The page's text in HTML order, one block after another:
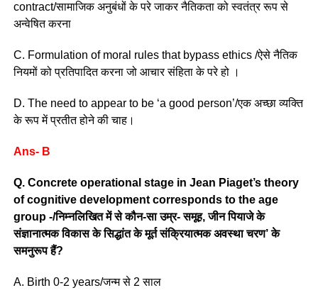
contract/सामाजिक अनुबंधों के परे जाकर नैतिकता को स्वतंत्र रूप से
अन्वेषित करना
C. Formulation of moral rules that bypass ethics /ऐसे नैतिक
नियमों को प्रतिपादित करना जो आचार संहिता के परे हो ।
D. The need to appear to be ‘a good person’/एक अच्छा व्यक्ति
के रूप में प्रतीत होने की चाह।
Ans- B
Q. Concrete operational stage in Jean Piaget’s theory
of cognitive development corresponds to the age
group -/निम्नलिखित में से कौन-सा उम्र- समूह, जीन पियाजे के
संज्ञानात्मक विकास के सिद्धांत के मूर्त संक्रियात्मक अवस्था चरण’ के
समनुरूप हैं?
A. Birth 0-2 years/जन्म से 2 साल